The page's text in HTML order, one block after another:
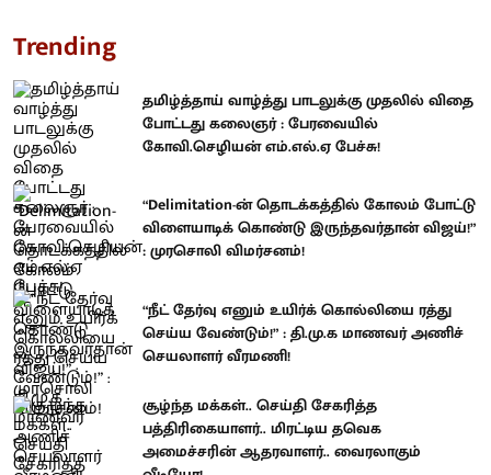
Trending
தமிழ்த்தாய் வாழ்த்து பாடலுக்கு முதலில் விதை
போட்டது கலைஞர் : பேரவையில்
கோவி.செழியன் எம்.எல்.ஏ பேச்சு!
“Delimitation-ன் தொடக்கத்தில் கோலம் போட்டு
விளையாடிக் கொண்டு இருந்தவர்தான் விஜய்!”
: முரசொலி விமர்சனம்!
“நீட் தேர்வு எனும் உயிர்க் கொல்லியை ரத்து
செய்ய வேண்டும்!” : தி.மு.க மாணவர் அணிச்
செயலாளர் வீரமணி!
சூழ்ந்த மக்கள்.. செய்தி சேகரித்த
பத்திரிகையாளர்.. மிரட்டிய தவெக
அமைச்சரின் ஆதரவாளர்.. வைரலாகும்